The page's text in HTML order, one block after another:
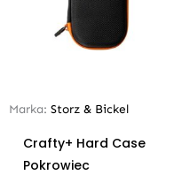
Marka: Storz & Bickel
Crafty+ Hard Case
Pokrowiec